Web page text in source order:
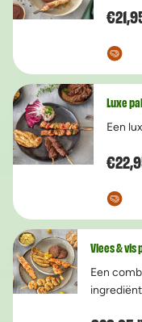
Luxe
Een
Vlees & vis
Een